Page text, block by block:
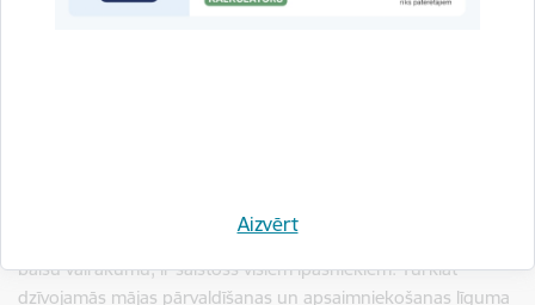
Aizvērt
dažādiem apsaimniekošanas jautājumiem, likums noteicis, ka
dzīvokļu īpašnieku kopsapulces lēmums, ja tas pieņemts ar
balsu vairākumu, ir saistošs visiem īpašniekiem. Turklāt
dzīvojamās mājas pārvaldīšanas un apsaimniekošanas līguma